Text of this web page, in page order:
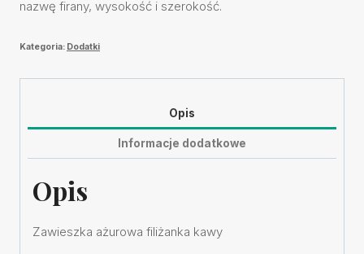
nazwę firany, wysokość i szerokość.
Kategoria: Dodatki
Opis
Informacje dodatkowe
Opis
Zawieszka ażurowa filiżanka kawy